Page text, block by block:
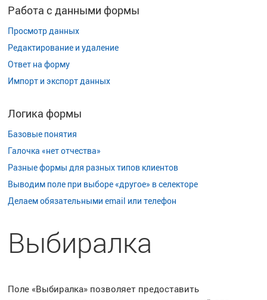
Работа с данными формы
Просмотр данных
Редактирование и удаление
Ответ на форму
Импорт и экспорт данных
Логика формы
Базовые понятия
Галочка «нет отчества»
Разные формы для разных типов клиентов
Выводим поле при выборе «другое» в селекторе
Делаем обязательными email или телефон
Выбиралка
Поле «Выбиралка» позволяет предоставить